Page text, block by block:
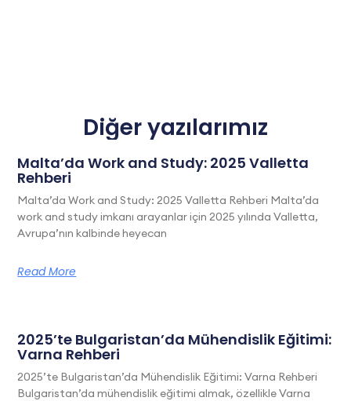
Diğer yazılarımız
Malta’da Work and Study: 2025 Valletta
Rehberi
Malta’da Work and Study: 2025 Valletta Rehberi Malta’da
work and study imkanı arayanlar için 2025 yılında Valletta,
Avrupa’nın kalbinde heyecan
Read More
2025’te Bulgaristan’da Mühendislik Eğitimi:
Varna Rehberi
2025’te Bulgaristan’da Mühendislik Eğitimi: Varna Rehberi
Bulgaristan’da mühendislik eğitimi almak, özellikle Varna